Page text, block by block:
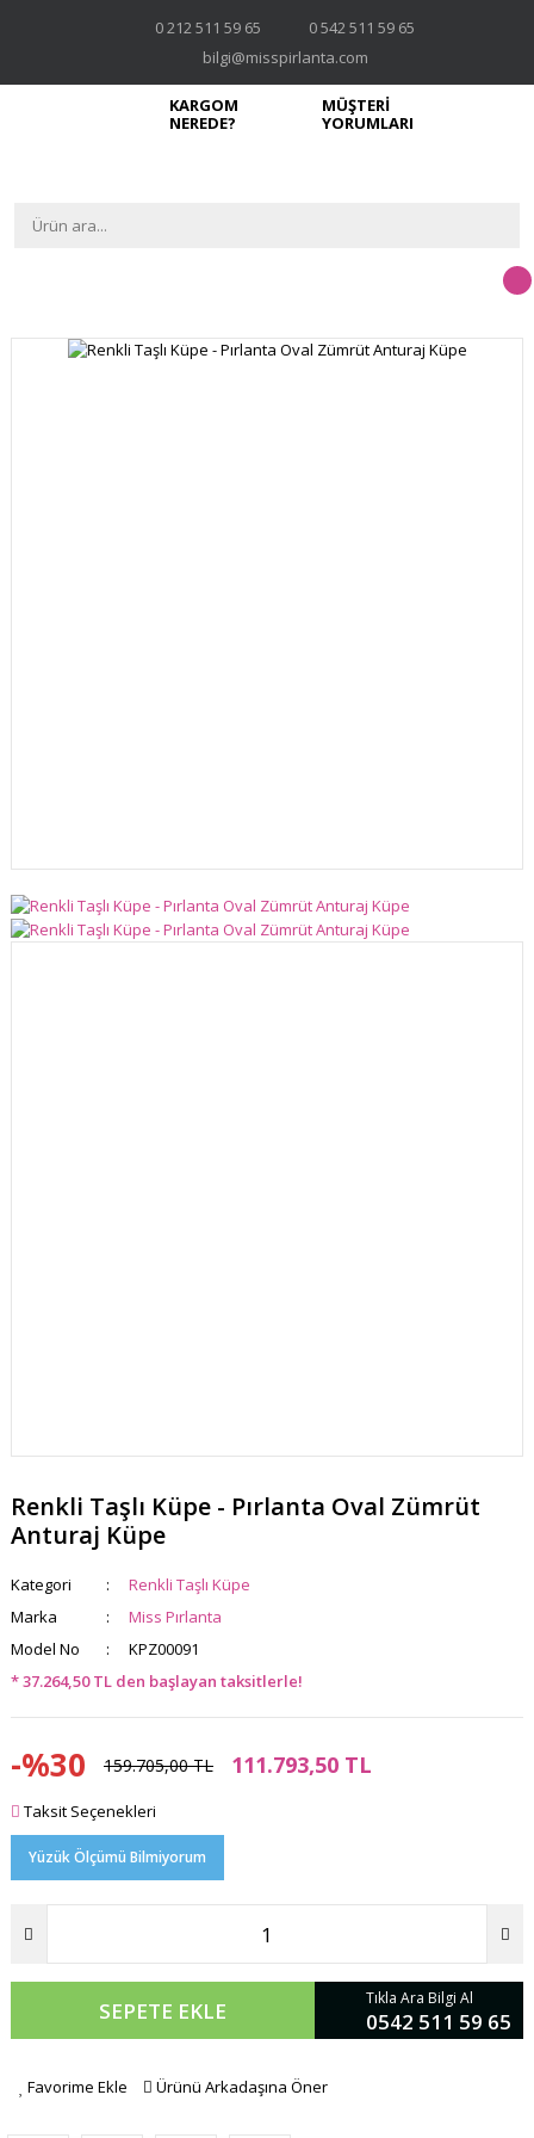
0 212 511 59 65
0 542 511 59 65
bilgi@misspirlanta.com
KARGOM
NEREDE?
MÜŞTERİ
YORUMLARI
Renkli Taşlı Küpe - Pırlanta Oval Zümrüt
Anturaj Küpe
Kategori
Renkli Taşlı Küpe
Marka
Miss Pırlanta
Model No
KPZ00091
* 37.264,50 TL den başlayan taksitlerle!
-%30 159.705,00 TL 111.793,50 TL
Taksit Seçenekleri
Yüzük Ölçümü Bilmiyorum
SEPETE EKLE Tıkla Ara Bilgi Al
0542 511 59 65
Favorime Ekle Ürünü Arkadaşına Öner